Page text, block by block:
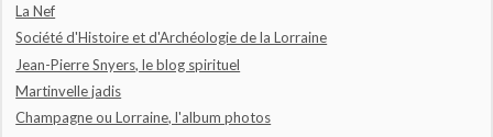
La Nef
Société d'Histoire et d'Archéologie de la Lorraine
Jean-Pierre Snyers, le blog spirituel
Martinvelle jadis
Champagne ou Lorraine, l'album photos